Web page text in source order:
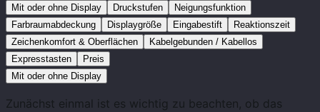
Mit oder ohne Display Druckstufen
Neigungsfunktion
Farbraumabdeckung
Displaygröße Eingabestift
Reaktionszeit
Zeichenkomfort & Oberflächen
Kabelgebunden / Kabellos
Expresstasten
Preis
Mit oder ohne Display
Zunächst einmal ist es wichtig zu beachten, ob das